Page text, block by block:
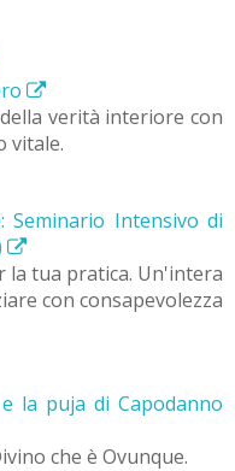
verità interiore con
vitale.
Seminario Intensivo di
la tua pratica. Un'intera
con consapevolezza
la puja di Capodanno
che è Ovunque.